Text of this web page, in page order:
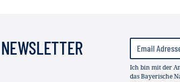
Ich bin mit der
das Bayerische